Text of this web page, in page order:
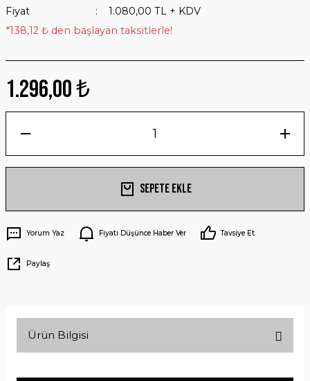
Fiyat
1.080,00 TL + KDV
*138,12 ₺ den başlayan taksitlerle!
1.296,00 ₺
Sepete Ekle
Yorum Yaz Fiyatı Düşünce Haber Ver Tavsiye Et
Paylaş
Ürün Bilgisi